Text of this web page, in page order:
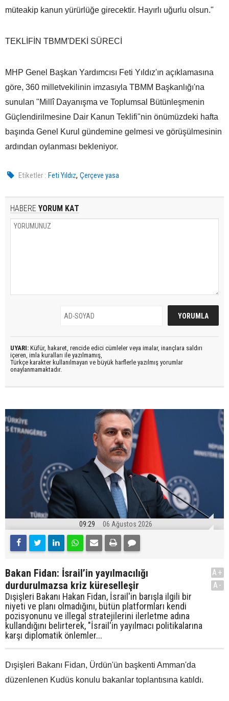
müteakip kanun yürürlüğe girecektir. Hayırlı uğurlu olsun."
TEKLİFİN TBMM'DEKİ SÜRECİ
MHP Genel Başkan Yardımcısı Feti Yıldız'ın açıklamasına
göre, 360 milletvekilinin imzasıyla TBMM Başkanlığı'na
sunulan "Millî Dayanışma ve Toplumsal Bütünleşmenin
Güçlendirilmesine Dair Kanun Teklifi"nin önümüzdeki hafta
başında Genel Kurul gündemine gelmesi ve görüşülmesinin
ardından oylanması bekleniyor.
Etiketler : Feti Yıldız,Çerçeve yasa
HABERE YORUM KAT
UYARI: Küfür, hakaret, rencide edici cümleler veya imalar, inançlara saldırı
içeren, imla kuralları ile yazılmamış,
Türkçe karakter kullanılmayan ve büyük harflerle yazılmış yorumlar
onaylanmamaktadır.
09:29 06 Ağustos 2026
Bakan Fidan: İsrail’in yayılmacılığı
durdurulmazsa kriz küreselleşir
Dışişleri Bakanı Hakan Fidan, İsrail'in barışla ilgili bir
niyeti ve planı olmadığını, bütün platformları kendi
pozisyonunu ve illegal stratejilerini ilerletme adına
kullandığını belirterek, "İsrail'in yayılmacı politikalarına
karşı diplomatik önlemler...
A+
A-
Dışişleri Bakanı Fidan, Ürdün'ün başkenti Amman'da
düzenlenen Kudüs konulu bakanlar toplantısına katıldı.